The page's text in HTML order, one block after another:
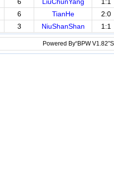
6 TianHe
2:0
3 NiuShanShan 1:1
Powered By“BPW